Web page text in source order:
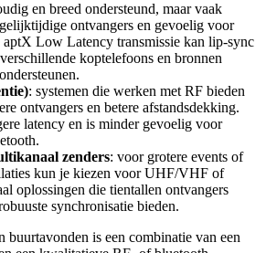
en breed ondersteund, maar vaak
ontvangers en gevoelig voor
aptX Low Latency transmissie kan lip-sync
koptelefoons en bronnen
: systemen die werken met RF bieden
ontvangers en betere afstandsdekking.
latency en is minder gevoelig voor
zenders: voor grotere events of
kun je kiezen voor UHF/VHF of
oplossingen die tientallen ontvangers
synchronisatie bieden.
buurtavonden is een combinatie van een